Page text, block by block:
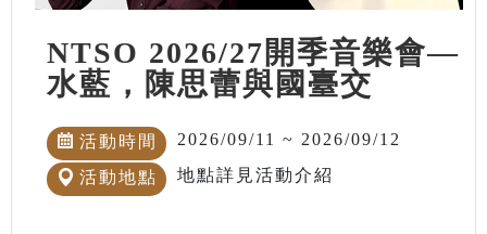
NTSO 2026/27開季音樂會—
水藍，陳思蕾與國臺交
活動時間 2026/09/11 ~ 2026/09/12
活動地點 地點詳見活動介紹